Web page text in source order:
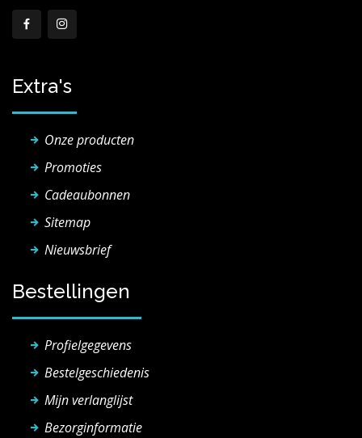
Extra's
Onze producten
Promoties
Cadeaubonnen
Sitemap
Nieuwsbrief
Bestellingen
Profielgegevens
Bestelgeschiedenis
Mijn verlanglijst
Bezorginformatie